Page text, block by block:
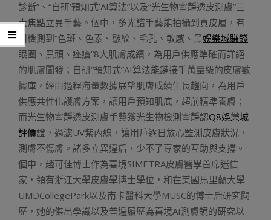
診斷”、“自研‘預知式’AI算法”以及“光生物寧靜透皮測膚”三
大焦點立異手藝。個中，多光譜手藝能拍攝到真皮層，有
用檢測到“色斑、色素、皺紋、毛孔、敏感、黑娛樂城賺錢
眼圈、黑頭、痤瘡”8大肌膚成績，為用戶供應準確而詳絕
的肌膚闡發；自研“預知式”AI算法能鏈接千萬量級的皮膚數
據庫，經由過程海量數據展望肌膚成績生長趨向，為用戶
供應共性化護膚方案，讓用戶預知肌底，超前精準養膚；
而光生物寧靜透皮測膚手藝獲光生物檢測寧靜認Q8娛樂城
評價證，過濾UV紫內線，讓用戶逐日放心監測皮膚狀況，
測膚不傷膚。諸多立異違后，少不了專家的互助與支撐。
個中，趙可佳博士作為喜境SIMETRA皮膚醫學首席迷信
家，領有浙江大學皮膚學博士學位，和在美國馬里蘭大學
UMDCollegePark以及南卡醫科大學MUSC的博士后研究閱
歷，她的傑出學識以及普遍履歷為喜境AI測膚鏡的研究以